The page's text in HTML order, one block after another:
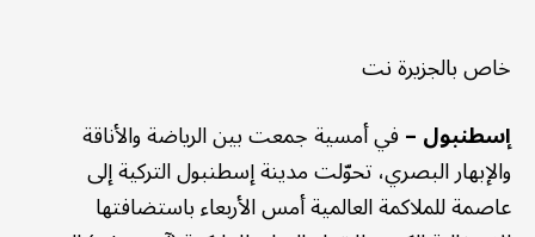
خاص بالجزيرة نت
إسطنبول –في أمسية جمعت بين الرياضة والأناقة
والإبهار البصري، تحوّلت مدينة إسطنبول التركية إلى
عاصمة للملاكمة العالمية أمس الأربعاء باستضافتها